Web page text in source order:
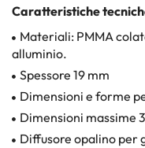
Caratteristiche
Materiali: PMMA
alluminio.
Spessore 19 mm
Dimensioni e forme
Dimensioni massime
Diffusore opalino per